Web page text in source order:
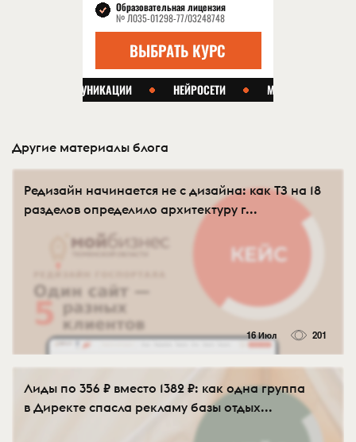
Другие материалы блога
Редизайн начинается не с дизайна: как ТЗ на 18
разделов определило архитектуру г...
16 Июл 201
Лиды по 356 ₽ вместо 1382 ₽: как одна группа
в Директе спасла рекламу базы отдых...